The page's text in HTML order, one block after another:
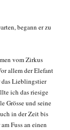
begann er zu
vom Zirkus
allem der Elefant
das Lieblingstier
ich das riesige
Grösse und seine
in der Zeit bis
Fuss an einen